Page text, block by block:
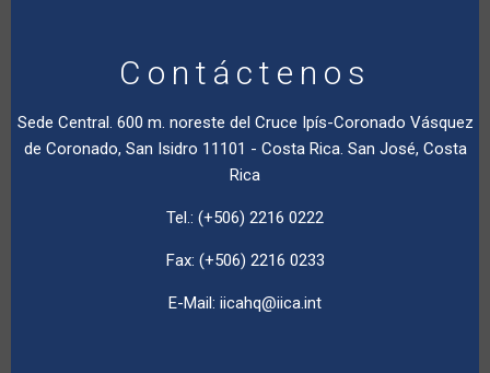
Contáctenos
Sede Central. 600 m. noreste del Cruce Ipís-Coronado Vásquez
de Coronado, San Isidro 11101 - Costa Rica. San José, Costa
Rica
Tel.: (+506) 2216 0222
Fax: (+506) 2216 0233
E-Mail: iicahq@iica.int